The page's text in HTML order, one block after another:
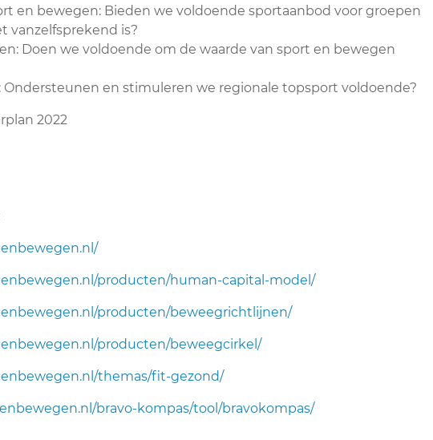
en bewegen: Bieden we voldoende sportaanbod voor groepen
vanzelfsprekend is?
Doen we voldoende om de waarde van sport en bewegen
Ondersteunen en stimuleren we regionale topsport voldoende?
2022
producten/human-capital-model/
producten/beweegrichtlijnen/
producten/beweegcirkel/
themas/fit-gezond/
bravo-kompas/tool/bravokompas/